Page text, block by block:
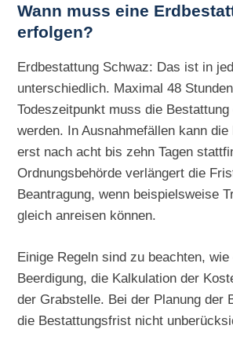
Wann muss eine
erfolgen?
Erdbestattung Schwaz: Das ist in
unterschiedlich. Maximal 48
Todeszeitpunkt muss die
werden. In Ausnahmefällen kann
erst nach acht bis zehn Tagen
Ordnungsbehörde verlängert die
Beantragung, wenn beispielsweise
gleich anreisen können.
Einige Regeln sind zu beachten, wie
Beerdigung, die Kalkulation der
der Grabstelle. Bei der Planung der
die Bestattungsfrist nicht